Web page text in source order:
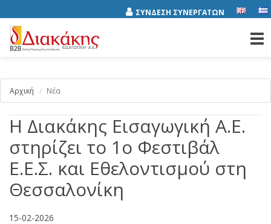
ΣΥΝΔΕΣΗ ΣΥΝΕΡΓΑΤΩΝ
Αρχική Νέα
Η Διακάκης Εισαγωγική Α.Ε.
στηρίζει το 1ο Φεστιβάλ
Ε.Ε.Σ. και Εθελοντισμού στη
Θεσσαλονίκη
15-02-2026